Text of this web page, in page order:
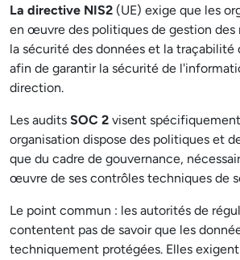
La directive NIS2 (UE) exige que les
en œuvre des politiques de gestion des
la sécurité des données et la traçabilité
afin de garantir la sécurité de
direction.
Les audits SOC 2 visent
organisation dispose des politiques et
que du cadre de gouvernance,
œuvre de ses contrôles techniques de
Le point commun : les autorités de
contentent pas de savoir que les
techniquement protégées. Elles